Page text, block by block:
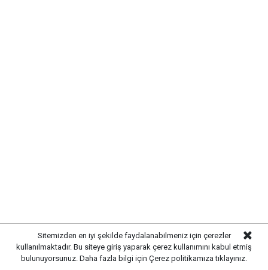
Etiketler :
Makine ve Kimya Endüstrisi haberleri
Sitemizden en iyi şekilde faydalanabilmeniz için çerezler
kullanılmaktadır. Bu siteye giriş yaparak çerez kullanımını kabul etmiş
bulunuyorsunuz. Daha fazla bilgi için Çerez politikamıza tıklayınız.